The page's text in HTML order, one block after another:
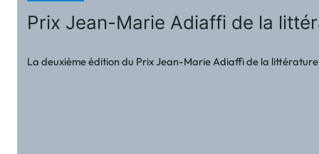
Prix Jean-Marie Adiaffi de la
La deuxième édition du Prix Jean-Marie Adiaffi de la